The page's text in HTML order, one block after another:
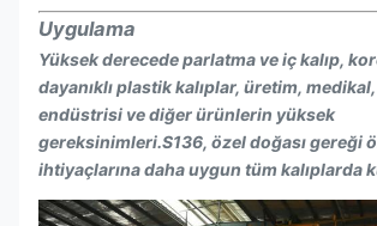
Uygulama
Yüksek derecede parlatma ve iç kalıp,
dayanıklı plastik kalıplar, üretim, medikal,
endüstrisi ve diğer ürünlerin yüksek
gereksinimleri.S136, özel doğası gereği
ihtiyaçlarına daha uygun tüm kalıplarda